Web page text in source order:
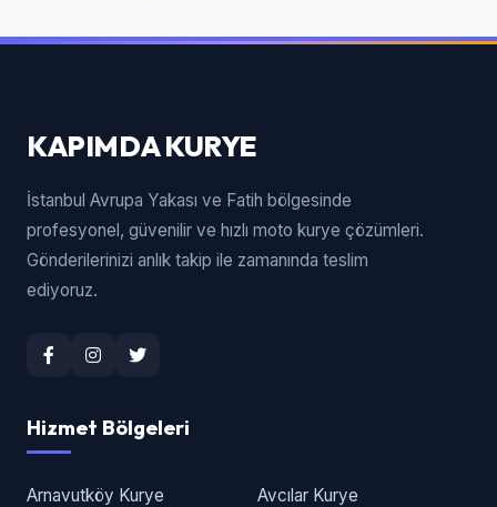
KAPIMDA KURYE
İstanbul Avrupa Yakası ve Fatih bölgesinde
profesyonel, güvenilir ve hızlı moto kurye çözümleri.
Gönderilerinizi anlık takip ile zamanında teslim
ediyoruz.
Hizmet Bölgeleri
Arnavutköy Kurye
Avcılar Kurye